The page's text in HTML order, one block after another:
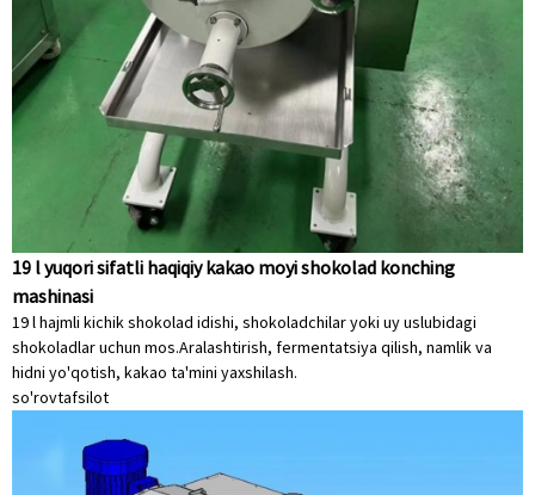
19 l yuqori sifatli haqiqiy kakao moyi shokolad konching
mashinasi
19 l hajmli kichik shokolad idishi, shokoladchilar yoki uy uslubidagi
shokoladlar uchun mos.Aralashtirish, fermentatsiya qilish, namlik va
hidni yo'qotish, kakao ta'mini yaxshilash.
so'rovtafsilot